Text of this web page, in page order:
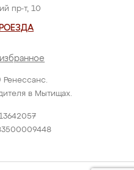
в Мытищах.
пр-т, 10